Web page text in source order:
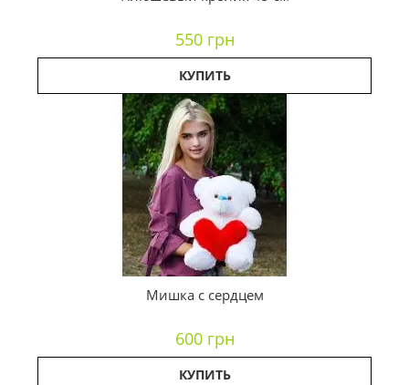
550 грн
КУПИТЬ
Мишка с сердцем
600 грн
КУПИТЬ